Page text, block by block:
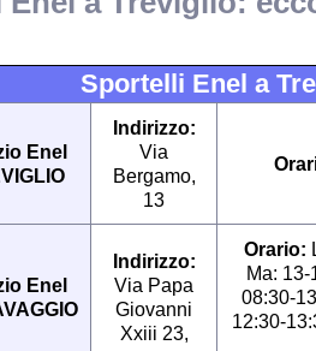
Sportelli Enel a
Enel
Indirizzo:
Via
Bergamo,
13
Enel
Indirizzo:
Via Papa
Giovanni
Xxiii 23,
Orario:
Ma: 13-
08:30-
12:30-